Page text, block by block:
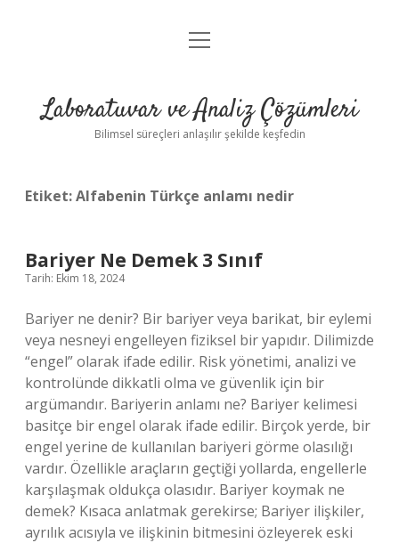
Anasayfa
Yasal Uyarı
menüyü
Laboratuvar ve Analiz Çözümleri
Bilimsel süreçleri anlaşılır şekilde keşfedin
Etiket:Alfabenin Türkçe anlamı nedir
Bariyer Ne Demek 3 Sınıf
Tarih: Ekim 18, 2024
Bariyer ne denir? Bir bariyer veya barikat, bir eylemi
veya nesneyi engelleyen fiziksel bir yapıdır. Dilimizde
“engel” olarak ifade edilir. Risk yönetimi, analizi ve
kontrolünde dikkatli olma ve güvenlik için bir
argümandır. Bariyerin anlamı ne? Bariyer kelimesi
basitçe bir engel olarak ifade edilir. Birçok yerde, bir
engel yerine de kullanılan bariyeri görme olasılığı
vardır. Özellikle araçların geçtiği yollarda, engellerle
karşılaşmak oldukça olasıdır. Bariyer koymak ne
demek? Kısaca anlatmak gerekirse; Bariyer ilişkiler,
ayrılık acısıyla ve ilişkinin bitmesini özleyerek eski